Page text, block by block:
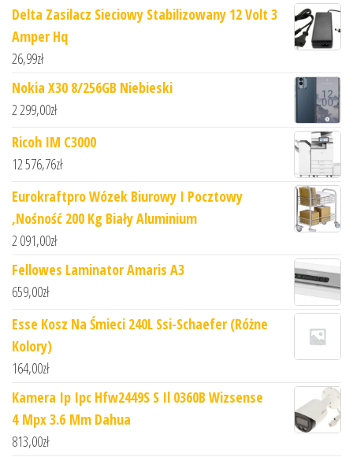
Delta Zasilacz Sieciowy Stabilizowany 12 Volt 3
Amper Hq
26,99zł
Nokia X30 8/256GB Niebieski
2 299,00zł
Ricoh IM C3000
12 576,76zł
Eurokraftpro Wózek Biurowy I Pocztowy
,Nośność 200 Kg Biały Aluminium
2 091,00zł
Fellowes Laminator Amaris A3
659,00zł
Esse Kosz Na Śmieci 240L Ssi-Schaefer (Różne
Kolory)
164,00zł
Kamera Ip Ipc Hfw2449S S Il 0360B Wizsense
4 Mpx 3.6 Mm Dahua
813,00zł